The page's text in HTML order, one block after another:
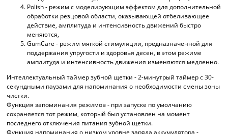
Polish - режим с моделирующим эффектом для дополнительной
обработки резцовой области, оказывающей отбеливающее
действие, амплитуда и интенсивность движений быстро
меняются,
GumCare - режим мягкой стимуляции, предназначенной для
поддержания упругости и здоровья десен, в этом режиме
амплитуда и интенсивность движения изменяются медленно.
Интеллектуальный таймер зубной щетки - 2-минутрый таймер с 30-
секундными паузами для напоминания о необходимости смены зоны
чистки.
Функция запоминания режимов - при запуске по умолчанию
сохраняется тот режим, который был установлен на момент
последнего отключения питания зубной щетки.
Функция напоминания о низком уровне заряда аккумулятора -